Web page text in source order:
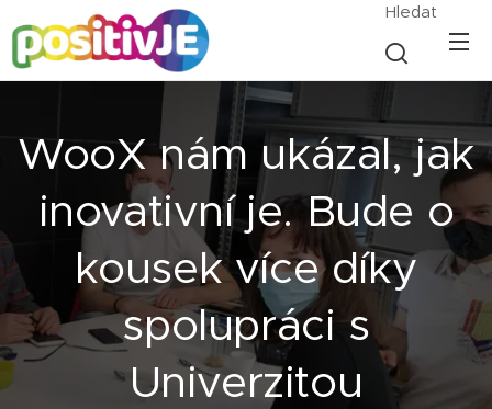
Hledat
WooX nám ukázal, jak
inovativní je. Bude o
kousek více díky
spolupráci s
Univerzitou